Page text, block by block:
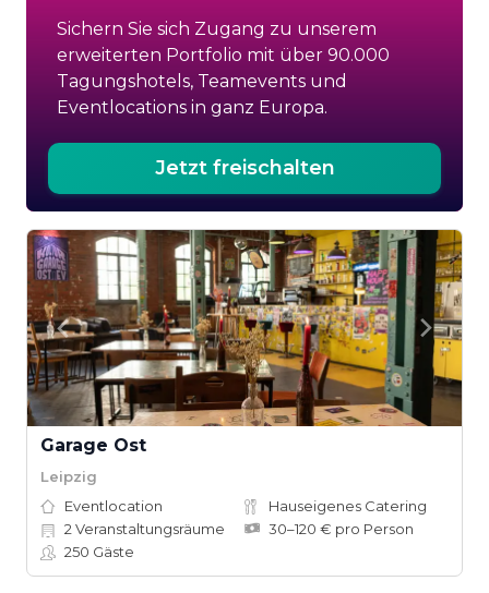
Sichern Sie sich Zugang zu unserem
erweiterten Portfolio mit über 90.000
Tagungshotels, Teamevents und
Eventlocations in ganz Europa.
Jetzt freischalten
Garage Ost
Leipzig
Eventlocation
Hauseigenes Catering
2 Veranstaltungsräume
30–120 € pro Person
250 Gäste